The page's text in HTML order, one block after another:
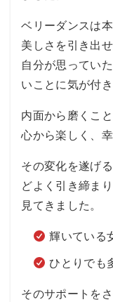
ベリーダンスは
美しさを引き出
自分が思ってい
いことに気が付き
内面から磨くこと
心から楽しく、
その変化を遂げ
どよく引き締ま
見てきました。
輝いている
ひとりでも
そのサポートを